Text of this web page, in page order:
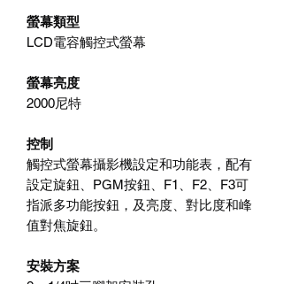
螢幕類型
LCD電容觸控式螢幕
螢幕亮度
2000尼特
控制
觸控式螢幕攝影機設定和功能表，配有
設定旋鈕、PGM按鈕、F1、F2、F3可
指派多功能按鈕，及亮度、對比度和峰
值對焦旋鈕。
安裝方案